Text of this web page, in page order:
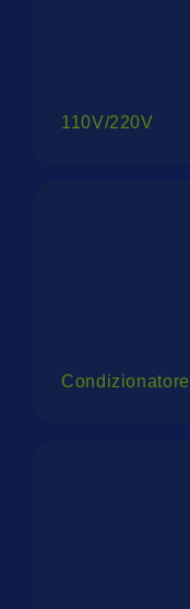
110V/220V
Condizionatore